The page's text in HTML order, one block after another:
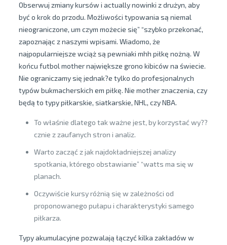
Obserwuj zmiany kursów i actually nowinki z drużyn, aby
być o krok do przodu. Możliwości typowania są niemal
nieograniczone, um czym możecie się” “szybko przekonać,
zapoznając z naszymi wpisami. Wiadomo, że
najpopularniejsze wciąż są pewniaki mhh piłkę nożną. W
końcu futbol mother największe grono kibiców na świecie.
Nie ograniczamy się jednak?e tylko do profesjonalnych
typów bukmacherskich em piłkę. Nie mother znaczenia, czy
będą to typy piłkarskie, siatkarskie, NHL, czy NBA.
To właśnie dlatego tak ważne jest, by korzystać wy??
cznie z zaufanych stron i analiz.
Warto zacząć z jak najdokładniejszej analizy
spotkania, którego obstawianie” “watts ma się w
planach.
Oczywiście kursy różnią się w zależności od
proponowanego pułapu i charakterystyki samego
piłkarza.
Typy akumulacyjne pozwalają łączyć kilka zakładów w